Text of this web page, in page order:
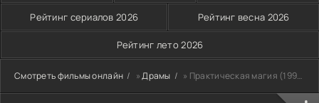
Рейтинг сериалов 2026 Рейтинг весна 2026
Рейтинг лето 2026
Смотреть фильмы онлайн »Драмы » Практическая магия (1998)